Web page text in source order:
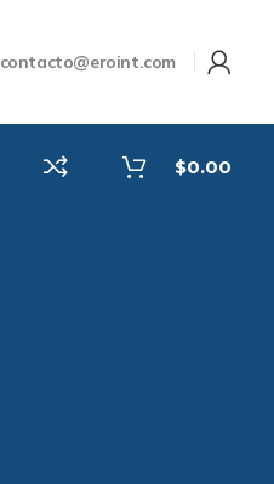
contacto@eroint.com
$0.00